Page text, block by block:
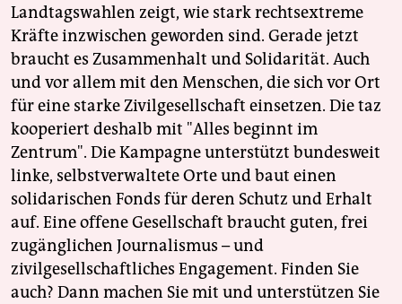
Landtagswahlen zeigt, wie stark rechtsextreme
Kräfte inzwischen geworden sind. Gerade jetzt
braucht es Zusammenhalt und Solidarität. Auch
und vor allem mit den Menschen, die sich vor Ort
für eine starke Zivilgesellschaft einsetzen. Die taz
kooperiert deshalb mit "Alles beginnt im
Zentrum". Die Kampagne unterstützt bundesweit
linke, selbstverwaltete Orte und baut einen
solidarischen Fonds für deren Schutz und Erhalt
auf. Eine offene Gesellschaft braucht guten, frei
zugänglichen Journalismus – und
zivilgesellschaftliches Engagement. Finden Sie
auch? Dann machen Sie mit und unterstützen Sie